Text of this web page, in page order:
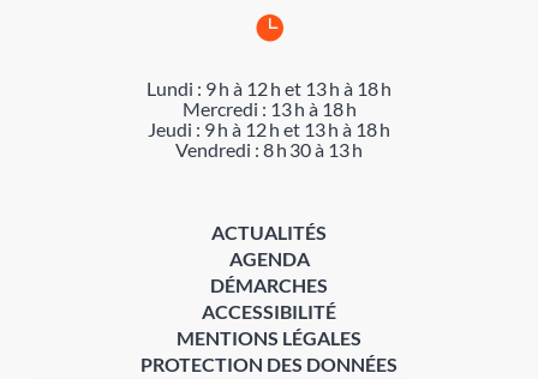

Lundi : 9 h à 12 h et 13 h à 18 h
Mercredi : 13 h à 18 h
Jeudi : 9 h à 12 h et 13 h à 18 h
Vendredi : 8 h 30 à 13 h
ACTUALITÉS
AGENDA
DÉMARCHES
ACCESSIBILITÉ
MENTIONS LÉGALES
PROTECTION DES DONNÉES